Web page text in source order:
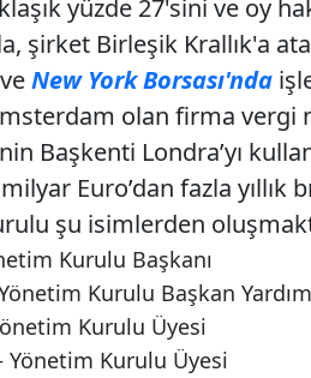
yüzde 27'sini ve oy
şirket Birleşik Krallık'a
New York Borsası'nda
olan firma vergi
Başkenti Londra’yı
Euro’dan fazla
şu isimlerden
Kurulu Başkanı
Kurulu Başkan
Kurulu Üyesi
Yönetim Kurulu Üyesi